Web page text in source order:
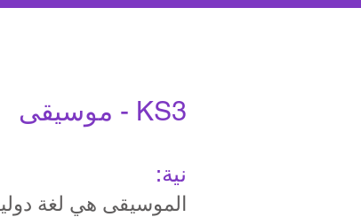
KS3 - موسيقى
نية:
الموسيقى هي لغة